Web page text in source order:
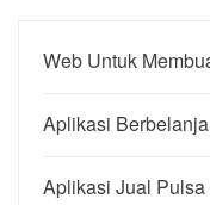
Web Untuk
Aplikasi
Aplikasi Jual